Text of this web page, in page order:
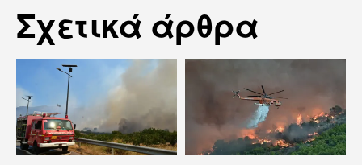
Σχετικά άρθρα